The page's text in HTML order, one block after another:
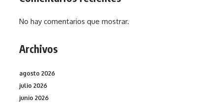
No hay comentarios que mostrar.
Archivos
agosto 2026
julio 2026
junio 2026